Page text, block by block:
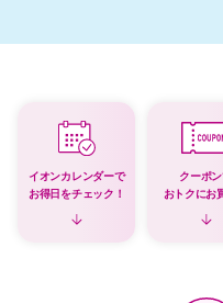
イオンカレンダーで
お得日をチェック！
クーポ
おトクにお